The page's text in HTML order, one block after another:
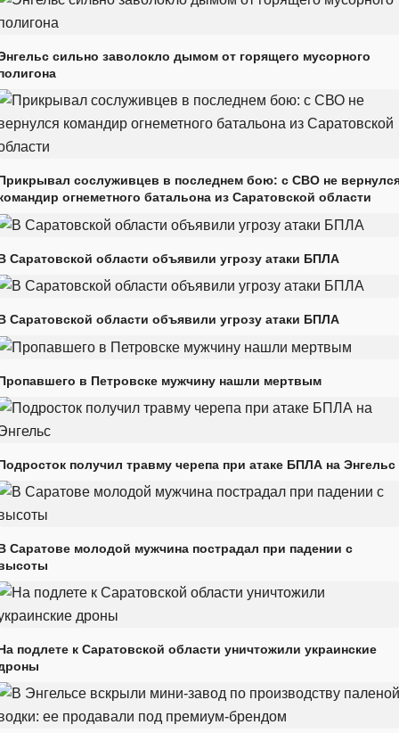
сильно заволокло дымом от горящего мусорного
сослуживцев в последнем бою: с СВО не
огнеметного батальона из Саратовской области
Саратовской области объявили угрозу атаки БПЛА
Саратовской области объявили угрозу атаки БПЛА
в Петровске мужчину нашли мертвым
получил травму черепа при атаке БПЛА на Энгельс
Саратове молодой мужчина пострадал при падении с
подлете к Саратовской области уничтожили украинские